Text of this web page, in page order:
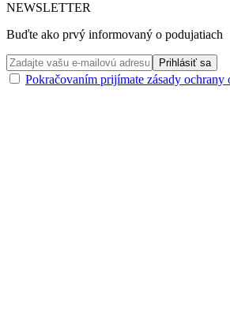
NEWSLETTER
Buďte ako prvý informovaný o podujatiach
Pokračovaním prijímate zásady ochrany